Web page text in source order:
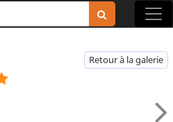
Retour à la galerie